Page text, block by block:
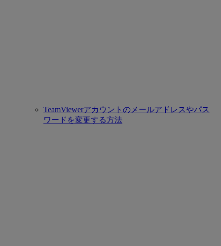
TeamViewerアカウントのメールアドレスやパス
ワードを変更する方法